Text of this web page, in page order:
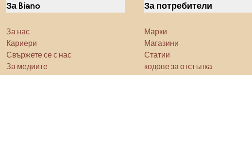
За Biano
За нас
Кариери
Свържете се с нас
За медиите
За потребители
Марки
Магазини
Статии
кодове за отстъпка